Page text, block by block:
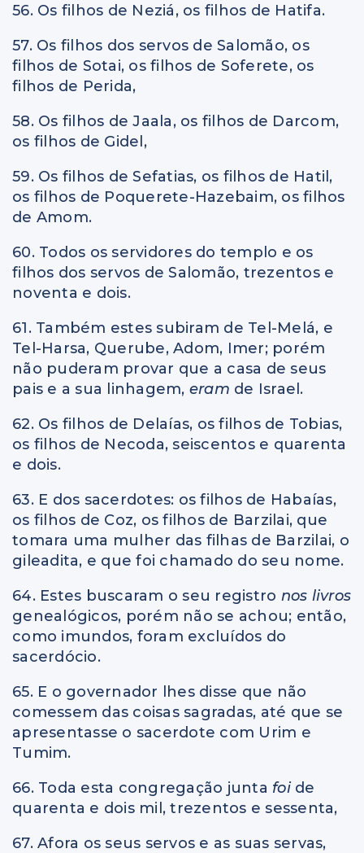
56. Os filhos de Neziá, os filhos de Hatifa.
57. Os filhos dos servos de Salomão, os
filhos de Sotai, os filhos de Soferete, os
filhos de Perida,
58. Os filhos de Jaala, os filhos de Darcom,
os filhos de Gidel,
59. Os filhos de Sefatias, os filhos de Hatil,
os filhos de Poquerete-Hazebaim, os filhos
de Amom.
60. Todos os servidores do templo e os
filhos dos servos de Salomão, trezentos e
noventa e dois.
61. Também estes subiram de Tel-Melá, e
Tel-Harsa, Querube, Adom, Imer; porém
não puderam provar que a casa de seus
pais e a sua linhagem, eram de Israel.
62. Os filhos de Delaías, os filhos de Tobias,
os filhos de Necoda, seiscentos e quarenta
e dois.
63. E dos sacerdotes: os filhos de Habaías,
os filhos de Coz, os filhos de Barzilai, que
tomara uma mulher das filhas de Barzilai, o
gileadita, e que foi chamado do seu nome.
64. Estes buscaram o seu registro nos livros
genealógicos, porém não se achou; então,
como imundos, foram excluídos do
sacerdócio.
65. E o governador lhes disse que não
comessem das coisas sagradas, até que se
apresentasse o sacerdote com Urim e
Tumim.
66. Toda esta congregação junta foi de
quarenta e dois mil, trezentos e sessenta,
67. Afora os seus servos e as suas servas,